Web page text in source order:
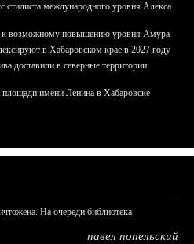
стилиста международного уровня Алекса
к возможному повышению уровня Амура
в Хабаровском крае в 2027 году
доставили в северные территории
площади имени Ленина в Хабаровске
На очереди библиотека
павел попельский